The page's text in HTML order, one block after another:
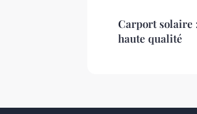
Carport solaire
haute qualité